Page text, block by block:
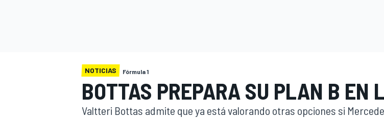
NOTICIAS Fórmula 1
BOTTAS PREPARA SU PLAN B EN
Valtteri Bottas admite que ya está valorando otras opciones si